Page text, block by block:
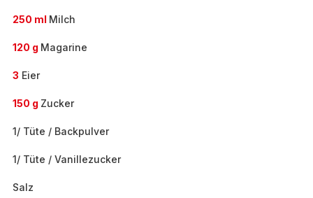
250 ml Milch
120 g Magarine
3 Eier
150 g Zucker
1/ Tüte / Backpulver
1/ Tüte / Vanillezucker
Salz